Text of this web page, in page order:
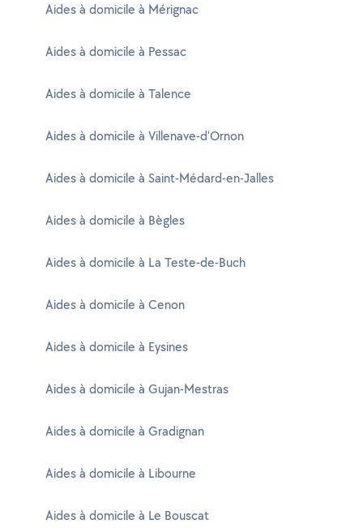
Aides à domicile à Mérignac
Aides à domicile à Pessac
Aides à domicile à Talence
Aides à domicile à Villenave-d'Ornon
Aides à domicile à Saint-Médard-en-Jalles
Aides à domicile à Bègles
Aides à domicile à La Teste-de-Buch
Aides à domicile à Cenon
Aides à domicile à Eysines
Aides à domicile à Gujan-Mestras
Aides à domicile à Gradignan
Aides à domicile à Libourne
Aides à domicile à Le Bouscat